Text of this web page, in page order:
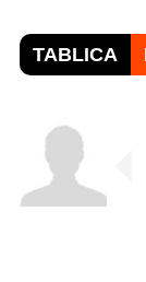
TABLICA